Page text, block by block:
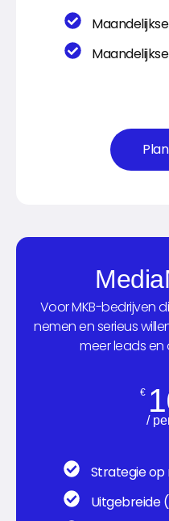
Voor MKB-bedrijven
nemen en serieus
meer leads en
€
/
Strategie
Uitgebreide